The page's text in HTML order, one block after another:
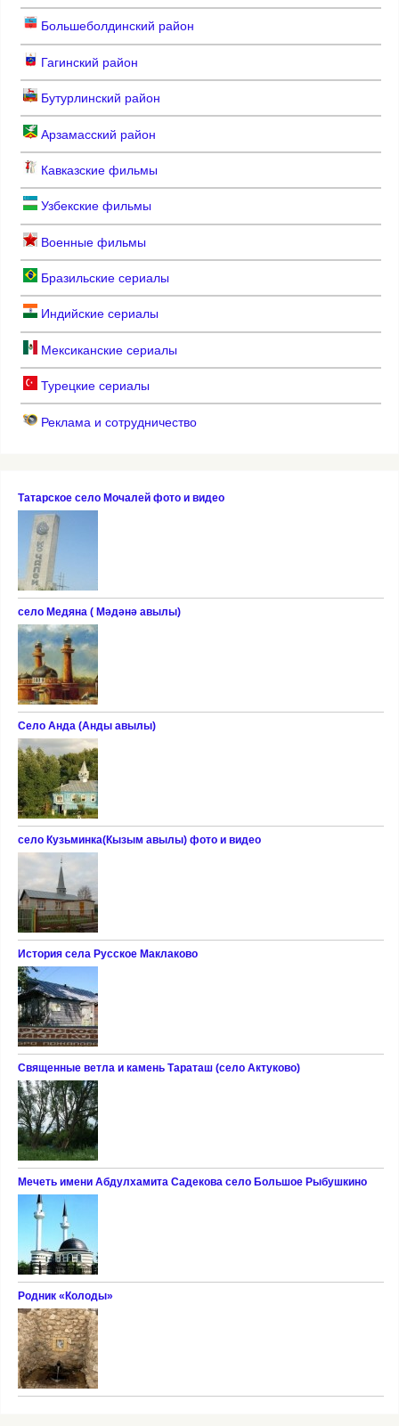
Большеболдинский район
Гагинский район
Бутурлинский район
Арзамасский район
Кавказские фильмы
Узбекские фильмы
Военные фильмы
Бразильские сериалы
Индийские сериалы
Мексиканские сериалы
Турецкие сериалы
Реклама и сотрудничество
Татарское село Мочалей фото и видео
село Медяна ( Мәдәнә авылы)
Село Анда (Анды авылы)
село Кузьминка(Кызым авылы) фото и видео
История села Русское Маклаково
Cвященные ветла и камень Тараташ (село Актуково)
Мечеть имени Абдулхамита Садекова село Большое Рыбушкино
Родник «Колоды»